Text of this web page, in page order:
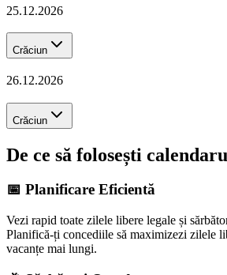
25.12.2026
Crăciun
26.12.2026
Crăciun
De ce să folosești
📅 Planificare Eficientă
Vezi rapid toate zilele libere legale și
Planifică-ți concediile să maximizezi zilele
vacanțe mai lungi.